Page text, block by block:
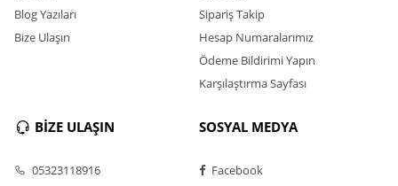
Blog Yazıları
Bize Ulaşın
Sipariş Takip
Hesap Numaralarımız
Ödeme Bildirimi Yapın
Karşılaştırma Sayfası
BİZE ULAŞIN
05323118916
SOSYAL MEDYA
Facebook